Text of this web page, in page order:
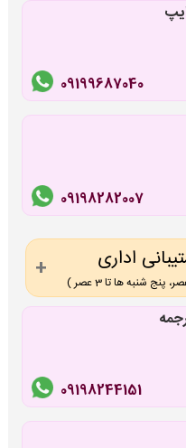
09199687040
09198282007
اداری
09198244151